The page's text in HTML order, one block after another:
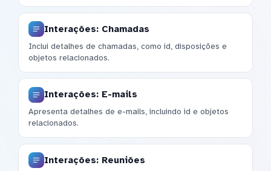
Interações: Chamadas
Inclui detalhes de chamadas, como id, disposições e
objetos relacionados.
Interações: E-mails
Apresenta detalhes de e-mails, incluindo id e objetos
relacionados.
Interações: Reuniões